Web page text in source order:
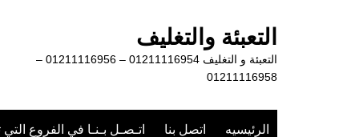
التعبئة والتغليف
التعبئة و التغليف 01211116954 – 01211116956 –
01211116958
الرئيسيه اتصل بنا اتـصـل بـنـا في الفروع